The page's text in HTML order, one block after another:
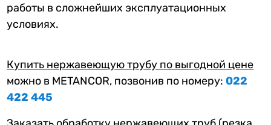
работы в сложнейших эксплуатационных
условиях.
Купить нержавеющую трубу по выгодной цене
можно в METANCOR, позвонив по номеру: 022
422 445